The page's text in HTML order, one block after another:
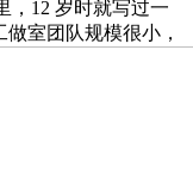
，12 岁时就写过一
室团队规模很小，